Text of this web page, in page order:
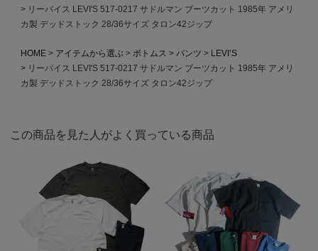
リーバイス LEVI'S 517-0217 サドルマン ブーツカット 1985年 アメリ
カ製 デッドストック 28/36サイズ タロン42ジップ
HOME アイテムから選ぶ ボトムス パンツ
LEVI’S
リーバイス LEVI'S 517-0217 サドルマン ブーツカット 1985年 アメリ
カ製 デッドストック 28/36サイズ タロン42ジップ
この商品を見た人がよく買っている商品